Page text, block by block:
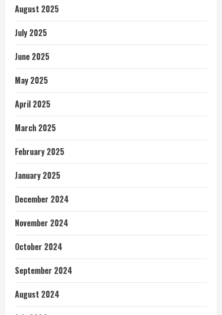
August 2025
July 2025
June 2025
May 2025
April 2025
March 2025
February 2025
January 2025
December 2024
November 2024
October 2024
September 2024
August 2024